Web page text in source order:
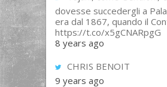
dovesse succedergli a
era dal 1867, quando il
https://t.co/x5gCNARpgG
8 years ago
CHRIS BENOIT
9 years ago